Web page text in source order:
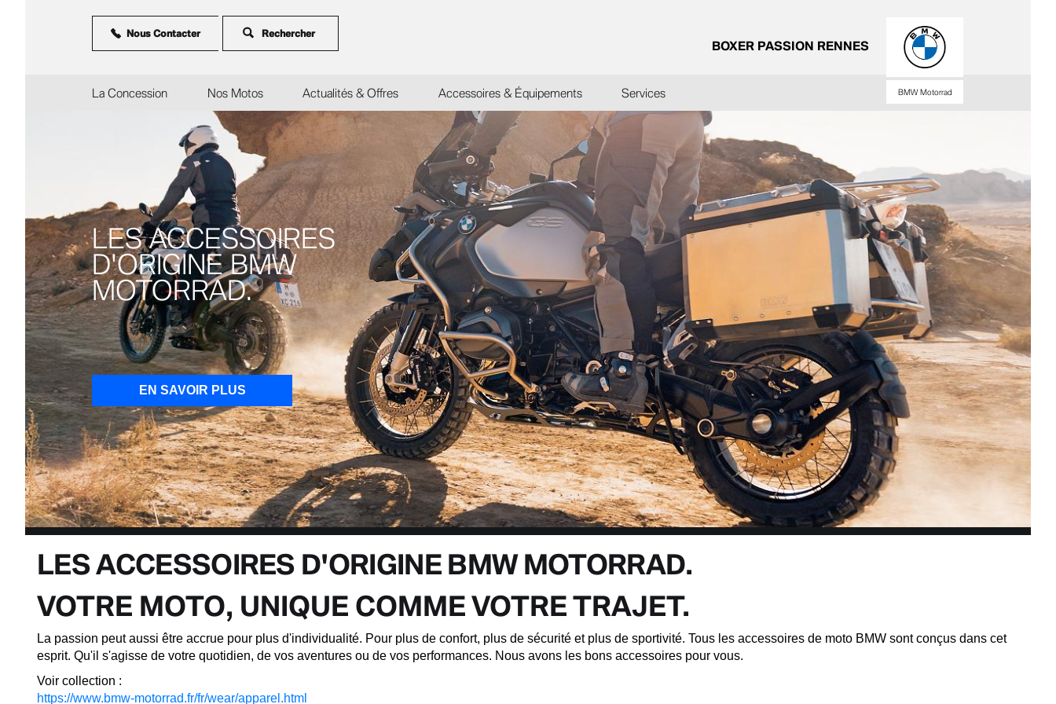
BOXER PASSION RENNES
BMW Motorrad
Nous Contacter
La Concession Nos Motos Actualités & Offres Accessoires & Équipements Services
LES ACCESSOIRES
D'ORIGINE BMW
MOTORRAD.
EN SAVOIR PLUS
LES ACCESSOIRES D'ORIGINE BMW MOTORRAD.
VOTRE MOTO, UNIQUE COMME VOTRE TRAJET.
La passion peut aussi être accrue pour plus d'individualité. Pour plus de confort, plus de sécurité et plus de sportivité. Tous les accessoires de moto BMW sont conçus dans cet
esprit. Qu'il s'agisse de votre quotidien, de vos aventures ou de vos performances. Nous avons les bons accessoires pour vous.
Voir collection :
https://www.bmw-motorrad.fr/fr/wear/apparel.html